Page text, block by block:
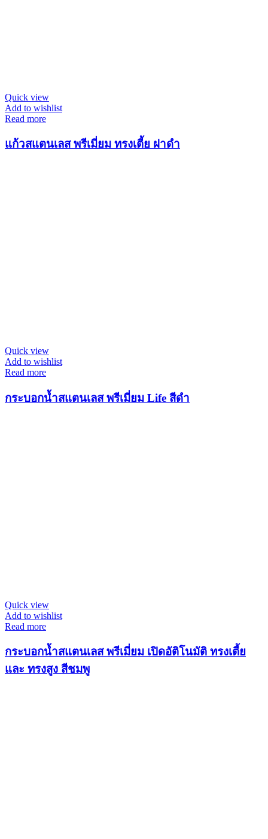
Quick view
Add to wishlist
Read more
แก้วสแตนเลส พรีเมี่ยม ทรงเตี้ย ฝาดำ
Quick view
Add to wishlist
Read more
กระบอกน้ำสแตนเลส พรีเมี่ยม Life สีดำ
Quick view
Add to wishlist
Read more
กระบอกน้ำสแตนเลส พรีเมี่ยม เปิดอัติโนมัติ ทรงเตี้ย
และ ทรงสูง สีชมพู